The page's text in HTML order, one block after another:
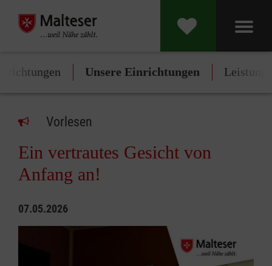
Unsere Einrichtungen
Vorlesen
Ein vertrautes Gesicht von
Anfang an!
07.05.2026